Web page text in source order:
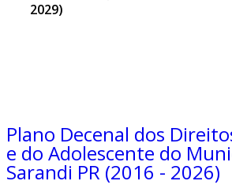
2029)
Plano Decenal dos
e do Adolescente do
Sarandi PR (2016 - 2026)